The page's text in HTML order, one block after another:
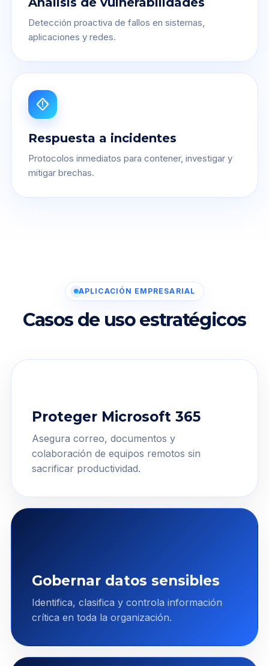
Detección proactiva de fallos en sistemas,
aplicaciones y redes.
emergency_home
Respuesta a incidentes
Protocolos inmediatos para contener, investigar y
mitigar brechas.
APLICACIÓN EMPRESARIAL
Casos de uso estratégicos
Proteger Microsoft 365
Asegura correo, documentos y
colaboración de equipos remotos sin
sacrificar productividad.
Gobernar datos sensibles
Identifica, clasifica y controla información
crítica en toda la organización.